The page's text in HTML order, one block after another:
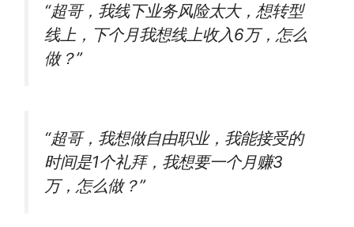
“超哥，我线下业务风险太大，想转型
线上，下个月我想线上收入6万，怎么
做？”
“超哥，我想做自由职业，我能接受的
时间是1个礼拜，我想要一个月赚3
万，怎么做？”